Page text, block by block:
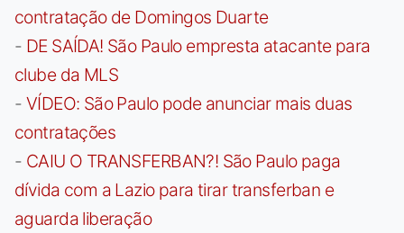
contratação de Domingos Duarte
- DE SAÍDA! São Paulo empresta atacante para
clube da MLS
- VÍDEO: São Paulo pode anunciar mais duas
contratações
- CAIU O TRANSFERBAN?! São Paulo paga
dívida com a Lazio para tirar transferban e
aguarda liberação